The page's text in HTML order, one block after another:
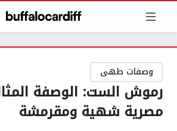
وصفات طهى
رموش الست: الوصفة
مصرية شهية ومقرمشة